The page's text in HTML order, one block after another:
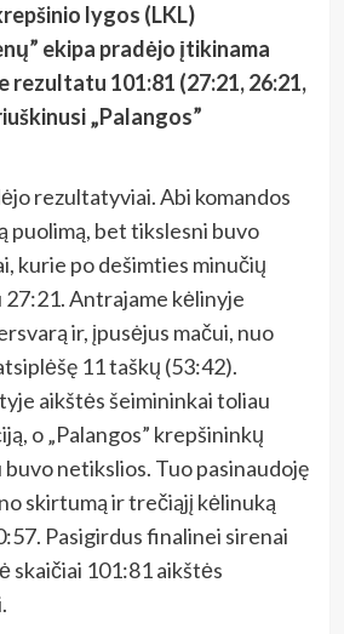
lygos (LKL)
ekipa pradėjo įtikinama
rezultatu 101:81 (27:21, 26:21,
„Palangos”
rezultatyviai. Abi komandos
puolimą, bet tikslesni buvo
kurie po dešimties minučių
Antrajame kėlinyje
ir, įpusėjus mačui, nuo
11 taškų (53:42).
aikštės šeimininkai toliau
o „Palangos” krepšininkų
buvo netikslios. Tuo pasinaudoję
skirtumą ir trečiąjį kėlinuką
Pasigirdus finalinei sirenai
skaičiai 101:81 aikštės